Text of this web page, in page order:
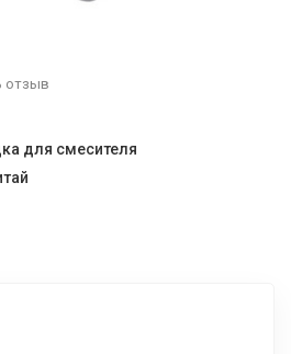
отзыв
для смесителя